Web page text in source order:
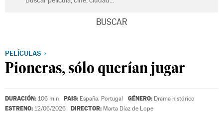
PELÍCULAS
Pioneras, sólo querían jugar
DURACIÓN: 106 min PAIS: España, Portugal GÉNERO: Drama histórico
ESTRENO: 12/06/2026 DIRECTOR: Marta Díaz de Lope